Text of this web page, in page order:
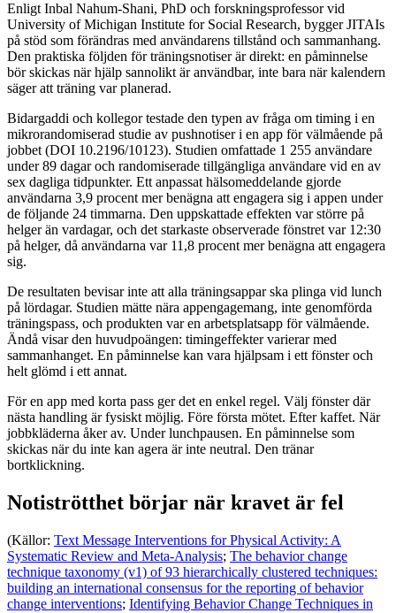
Enligt Inbal Nahum-Shani, PhD och forskningsprofessor vid
University of Michigan Institute for Social Research, bygger JITAIs
på stöd som förändras med användarens tillstånd och sammanhang.
Den praktiska följden för träningsnotiser är direkt: en påminnelse
bör skickas när hjälp sannolikt är användbar, inte bara när kalendern
säger att träning var planerad.
Bidargaddi och kollegor testade den typen av fråga om timing i en
mikrorandomiserad studie av pushnotiser i en app för välmående på
jobbet (DOI 10.2196/10123). Studien omfattade 1 255 användare
under 89 dagar och randomiserade tillgängliga användare vid en av
sex dagliga tidpunkter. Ett anpassat hälsomeddelande gjorde
användarna 3,9 procent mer benägna att engagera sig i appen under
de följande 24 timmarna. Den uppskattade effekten var större på
helger än vardagar, och det starkaste observerade fönstret var 12:30
på helger, då användarna var 11,8 procent mer benägna att engagera
sig.
De resultaten bevisar inte att alla träningsappar ska plinga vid lunch
på lördagar. Studien mätte nära appengagemang, inte genomförda
träningspass, och produkten var en arbetsplatsapp för välmående.
Ändå visar den huvudpoängen: timingeffekter varierar med
sammanhanget. En påminnelse kan vara hjälpsam i ett fönster och
helt glömd i ett annat.
För en app med korta pass ger det en enkel regel. Välj fönster där
nästa handling är fysiskt möjlig. Före första mötet. Efter kaffet. När
jobbkläderna åker av. Under lunchpausen. En påminnelse som
skickas när du inte kan agera är inte neutral. Den tränar
bortklickning.
Notiströtthet börjar när kravet är fel
(Källor: Text Message Interventions for Physical Activity: A
Systematic Review and Meta-Analysis; The behavior change
technique taxonomy (v1) of 93 hierarchically clustered techniques:
building an international consensus for the reporting of behavior
change interventions; Identifying Behavior Change Techniques in